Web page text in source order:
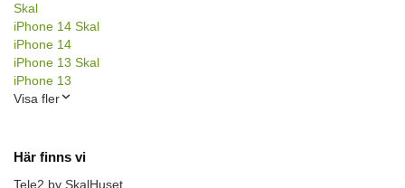
Skal
iPhone 14 Skal
iPhone 14
iPhone 13 Skal
iPhone 13
Visa fler
Här finns vi
Tele2 by SkalHuset